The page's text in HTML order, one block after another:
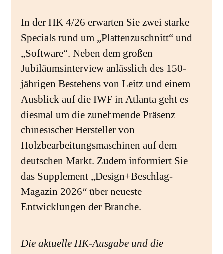
In der HK 4/26 erwarten Sie zwei starke
Specials rund um „Plattenzuschnitt“ und
„Software“. Neben dem großen
Jubiläumsinterview anlässlich des 150-
jährigen Bestehens von Leitz und einem
Ausblick auf die IWF in Atlanta geht es
diesmal um die zunehmende Präsenz
chinesischer Hersteller von
Holzbearbeitungsmaschinen auf dem
deutschen Markt. Zudem informiert Sie
das Supplement „Design+Beschlag-
Magazin 2026“ über neueste
Entwicklungen der Branche.
Die aktuelle HK-Ausgabe und die